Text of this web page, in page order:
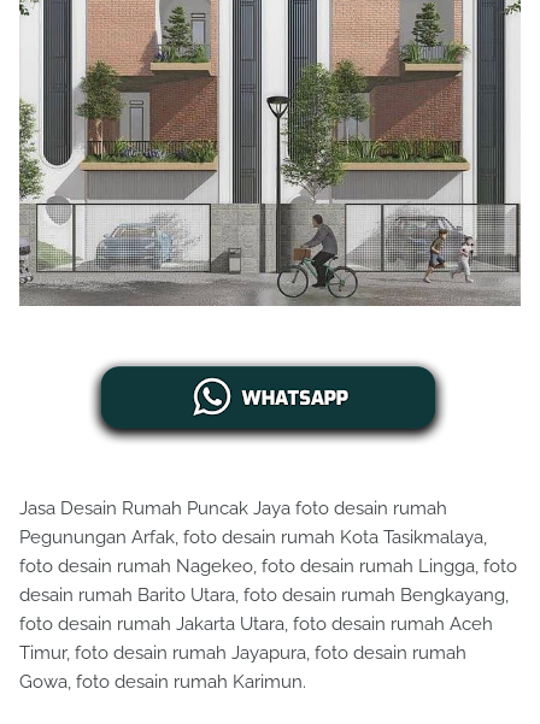
Jasa Desain Rumah Puncak Jaya foto desain rumah
Pegunungan Arfak, foto desain rumah Kota Tasikmalaya,
foto desain rumah Nagekeo, foto desain rumah Lingga, foto
desain rumah Barito Utara, foto desain rumah Bengkayang,
foto desain rumah Jakarta Utara, foto desain rumah Aceh
Timur, foto desain rumah Jayapura, foto desain rumah
Gowa, foto desain rumah Karimun.